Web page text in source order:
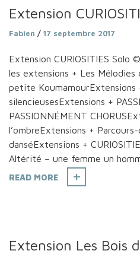
Extension
Fabien / 17 septembre 2017
Extension CURIOSITIES
les extensions + Les
petite KoumamourExtensions
silencieusesExtensions +
PASSIONNÉMENT
l’ombreExtensions +
danséExtensions +
Altérité – une femme un
READ MORE
Extension Les Bois